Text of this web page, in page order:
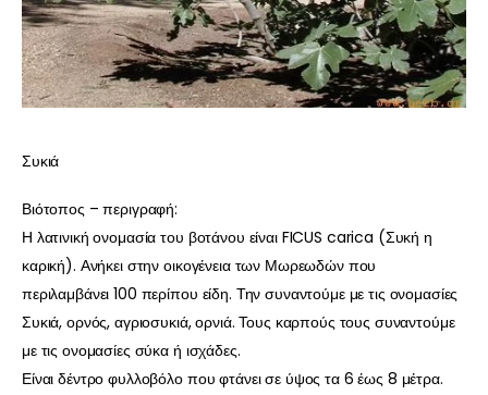
Συκιά
Βιότοπος – περιγραφή:
Η λατινική ονομασία του βοτάνου είναι FICUS carica (Συκή η
καρική). Ανήκει στην οικογένεια των Μωρεωδών που
περιλαμβάνει 100 περίπου είδη. Την συναντούμε με τις ονομασίες
Συκιά, ορνός, αγριοσυκιά, ορνιά. Τους καρπούς τους συναντούμε
με τις ονομασίες σύκα ή ισχάδες.
Είναι δέντρο φυλλοβόλο που φτάνει σε ύψος τα 6 έως 8 μέτρα.